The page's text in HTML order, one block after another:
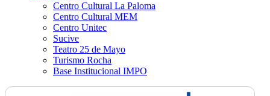
Centro Cultural La Paloma
Centro Cultural MEM
Centro Unitec
Sucive
Teatro 25 de Mayo
Turismo Rocha
Base Institucional IMPO